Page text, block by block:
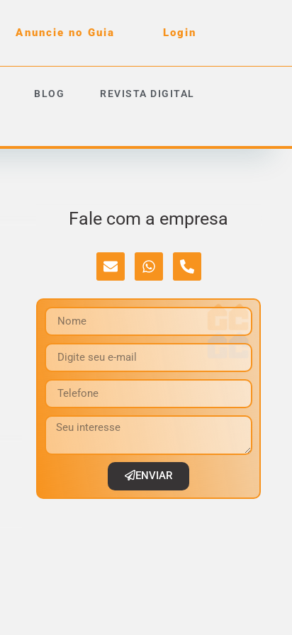
Anuncie no Guia Login
BLOG REVISTA DIGITAL
Fale com a empresa
ENVIAR